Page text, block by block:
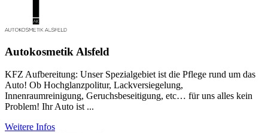
Autokosmetik Alsfeld
KFZ Aufbereitung: Unser Spezialgebiet ist die Pflege rund um das
Auto! Ob Hochglanzpolitur, Lackversiegelung,
Innenraumreinigung, Geruchsbeseitigung, etc… für uns alles kein
Problem! Ihr Auto ist ...
Weitere Infos